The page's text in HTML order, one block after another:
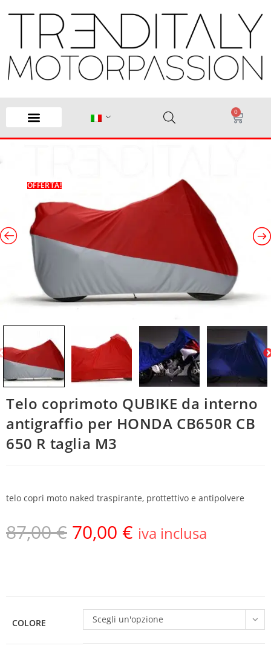
0
OFFERTA!
Telo coprimoto QUBIKE da interno
antigraffio per HONDA CB650R CB
650 R taglia M3
telo copri moto naked traspirante, prottettivo e antipolvere
87,00€ 70,00 € iva inclusa
COLORE Scegli un'opzione